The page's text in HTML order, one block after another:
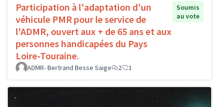
Participation à l'adaptation d'un
véhicule PMR pour le service de
l'ADMR, ouvert aux + de 65 ans et aux
personnes handicapées du Pays
Loire-Touraine.
Soumis
au vote
ADMR- Bertrand Besse Saige 2 1